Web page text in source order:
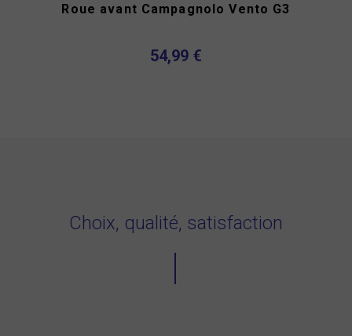
Roue avant Campagnolo Vento G3
54,99 €
Choix, qualité, satisfaction